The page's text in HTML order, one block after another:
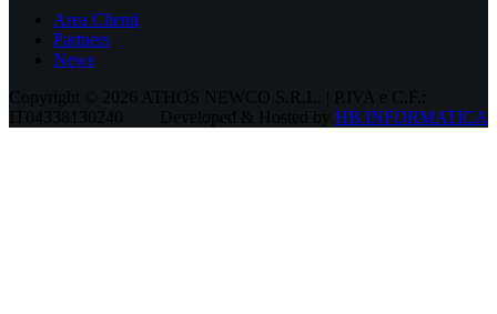
Area Clienti
Partners
News
Copyright © 2026 ATHOS NEWCO S.R.L. | P.IVA e C.F.:
IT04338130240
Developed & Hosted by HB INFORMATICA